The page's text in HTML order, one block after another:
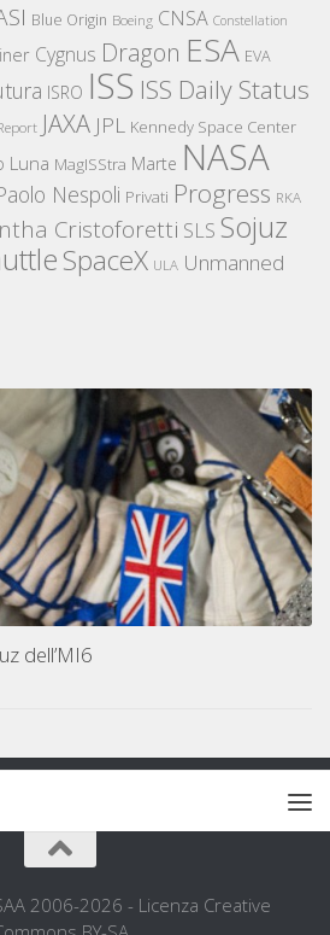
Blue Origin Boeing CNSA Constellation
Cygnus Dragon ESA EVA
ISRO ISS ISS Daily Status
JAXA JPL Kennedy Space Center
Luna MagISStra Marte NASA
Nespoli Privati Progress RKA
Cristoforetti SLS Sojuz
SpaceX ULA Unmanned
dell’MI6
2006-2026 - Licenza Creative